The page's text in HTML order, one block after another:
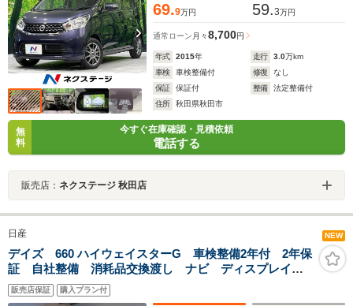
69.9万円 59.3万円
通常ローン 月々8,700円
年式 2015年 走行 3.0万km
車検
車検整備付 修復
なし
保証
保証付 整備
法定整備付
住所
秋田県秋田市
無
料
今すぐ在庫確認・見積依頼
電話する
販売店： ネクステージ 秋田店
日産 NEW
デイズ 660 ハイウェイスターG 車検整備2年付 2年保
証 自社整備 消耗品交換渡し ナビ ディスプレイオ
ーディオ DVD テレビ ブルーツース ETC バック
カメラ
販売店保証 購入プラン付